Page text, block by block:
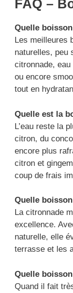
FAQ –
Quelle
Les meilleures
naturelles, peu
citronnade,
ou encore
tout en
Quelle est la
L’eau reste la
citron, du
encore plus
citron et
coup de frais
Quelle
La citronnade
excellence.
naturelle, elle
terrasse et les
Quelle
Quand il fait